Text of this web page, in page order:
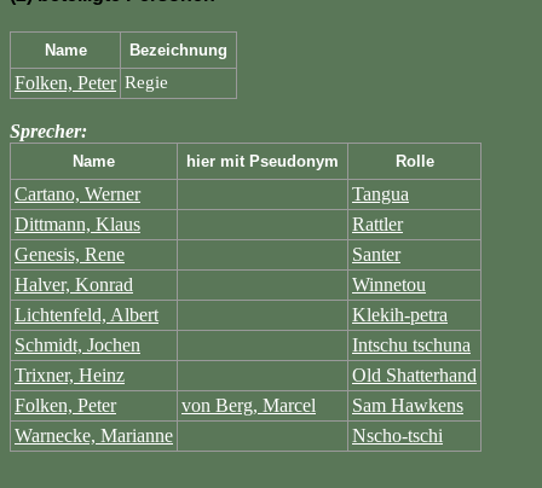
Name Bezeichnung
Folken, Peter Regie
Sprecher:
Name hier mit Pseudonym Rolle
Cartano, Werner
Tangua
Dittmann, Klaus
Rattler
Genesis, Rene
Santer
Halver, Konrad
Winnetou
Lichtenfeld, Albert
Klekih-petra
Schmidt, Jochen
Intschu tschuna
Trixner, Heinz
Old Shatterhand
Folken, Peter
von Berg, Marcel
Sam Hawkens
Warnecke, Marianne
Nscho-tschi